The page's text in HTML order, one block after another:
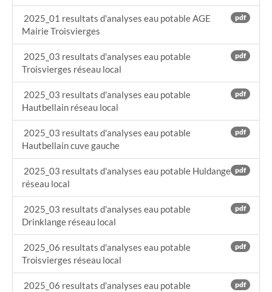
Galerie Photos
pdf
2025_01 resultats d'analyses eau potable AGE
Mairie Troisvierges
pdf
2025_03 resultats d'analyses eau potable
Troisvierges réseau local
pdf
2025_03 resultats d'analyses eau potable
Hautbellain réseau local
pdf
2025_03 resultats d'analyses eau potable
Hautbellain cuve gauche
pdf
2025_03 resultats d'analyses eau potable Huldange
réseau local
pdf
2025_03 resultats d'analyses eau potable
Drinklange réseau local
pdf
2025_06 resultats d'analyses eau potable
Troisvierges réseau local
pdf
2025_06 resultats d'analyses eau potable